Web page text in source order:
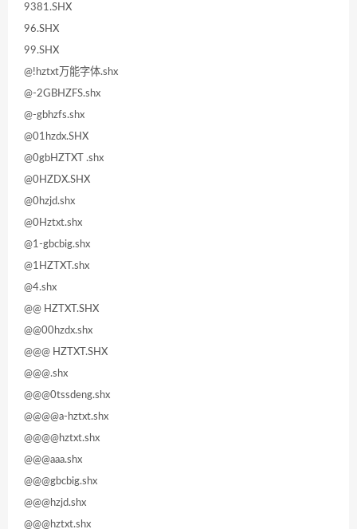
9381.SHX
96.SHX
99.SHX
@!hztxt万能字体.shx
@-2GBHZFS.shx
@-gbhzfs.shx
@01hzdx.SHX
@0gbHZTXT .shx
@0HZDX.SHX
@0hzjd.shx
@0Hztxt.shx
@1-gbcbig.shx
@1HZTXT.shx
@4.shx
@@ HZTXT.SHX
@@00hzdx.shx
@@@ HZTXT.SHX
@@@.shx
@@@0tssdeng.shx
@@@@a-hztxt.shx
@@@@hztxt.shx
@@@aaa.shx
@@@gbcbig.shx
@@@hzjd.shx
@@@hztxt.shx